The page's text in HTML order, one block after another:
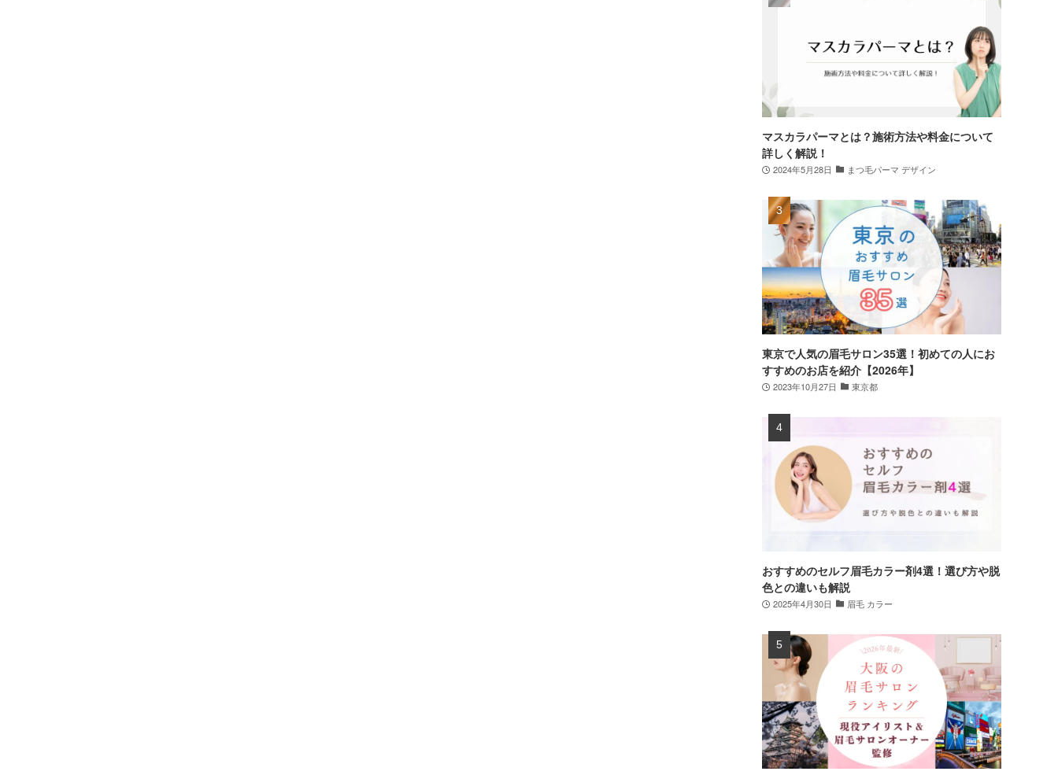
マスカラパーマとは？施術方法や料金について
詳しく解説！
2024年5月28日 まつ毛パーマ デザイン
東京で人気の眉毛サロン35選！初めての人にお
すすめのお店を紹介【2026年】
2023年10月27日 東京都
おすすめのセルフ眉毛カラー剤4選！選び方や脱
色との違いも解説
2025年4月30日 眉毛 カラー